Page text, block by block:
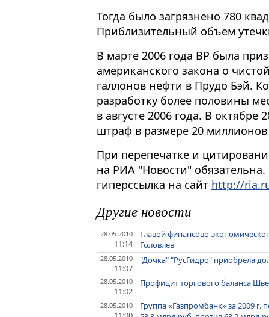
Тогда было загрязнено 780
Приблизительный объем
В марте 2006 года ВР была
американского закона о
галлонов нефти в Прудо Бэй.
разработку более половины
в августе 2006 года. В октябре
штраф в размере 20
При перепечатке и
на РИА "Новости"
гиперссылка на сайт http://
Другие новости
28.05.2010
11:14
Главой финансово-
Головлев
28.05.2010
11:07
"Дочка" "РусГидро" приобрела
28.05.2010
11:02
Профицит торгового баланса
28.05.2010
Группа «Газпромбанк» за 2009